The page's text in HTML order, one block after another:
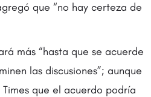
que “no hay certeza de
más “hasta que se acuerde
las discusiones”; aunque
que el acuerdo podría